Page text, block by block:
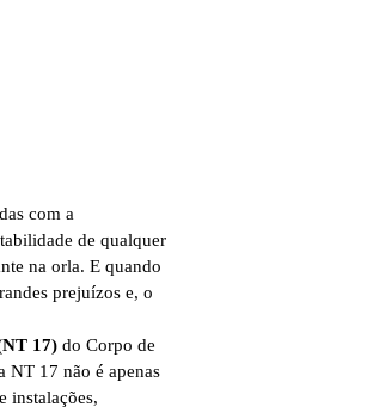
com a
de qualquer
na orla. E quando
prejuízos e, o
17) do Corpo de
NT 17 não é apenas
instalações,